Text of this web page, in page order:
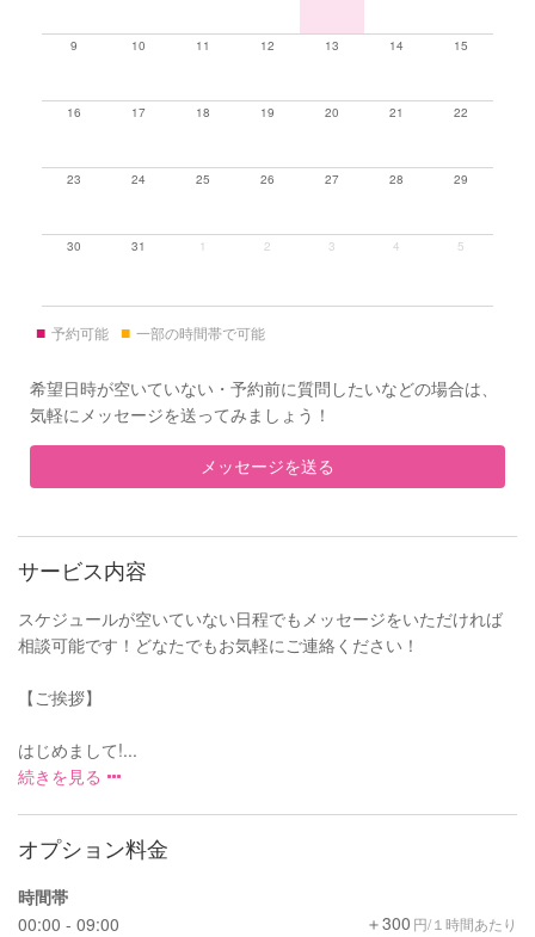
9 10 11 12 13 14 15
16 17 18 19 20 21 22
23 24 25 26 27 28 29
30 31 1 2 3 4 5
■ 予約可能 ■ 一部の時間帯で可能
希望日時が空いていない・予約前に質問したいなどの場合は、
気軽にメッセージを送ってみましょう！
メッセージを送る
サービス内容
スケジュールが空いていない日程でもメッセージをいただければ
相談可能です！どなたでもお気軽にご連絡ください！
【ご挨拶】
はじめまして!...
続きを見る
オプション料金
時間帯
00:00 - 09:00
＋300 円/１時間あたり